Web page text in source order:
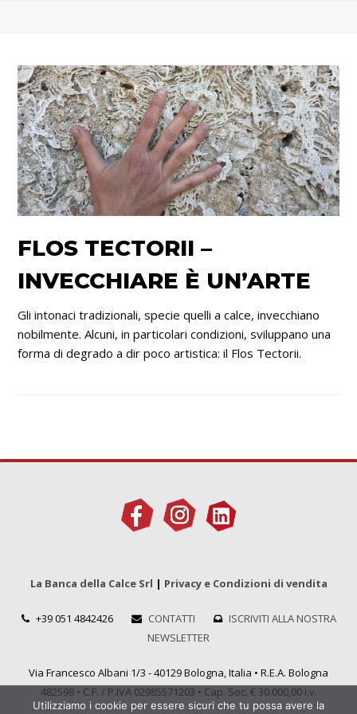
FLOS TECTORII –
INVECCHIARE È UN’ARTE
Gli intonaci tradizionali, specie quelli a calce, invecchiano
nobilmente. Alcuni, in particolari condizioni, sviluppano una
forma di degrado a dir poco artistica: il Flos Tectorii.
La Banca della Calce Srl | Privacy e Condizioni di vendita
+39 051 4842426 CONTATTI
ISCRIVITI ALLA NOSTRA
NEWSLETTER
Via Francesco Albani 1/3 - 40129 Bologna, Italia • R.E.A. Bologna
482598 • C.F. / P.IVA 02985571203 • Cap. Soc. € 30.000,00 i.v.
Utilizziamo i cookie per essere sicuri che tu possa avere la